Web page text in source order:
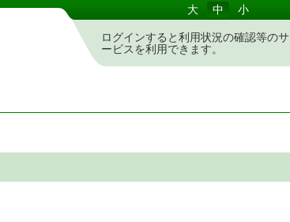
大 中 小
ログインすると利用状況の確認等のサ
ービスを利用できます。